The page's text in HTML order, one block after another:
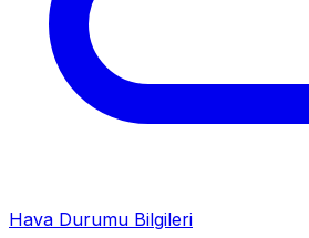
Hava Durumu Bilgileri